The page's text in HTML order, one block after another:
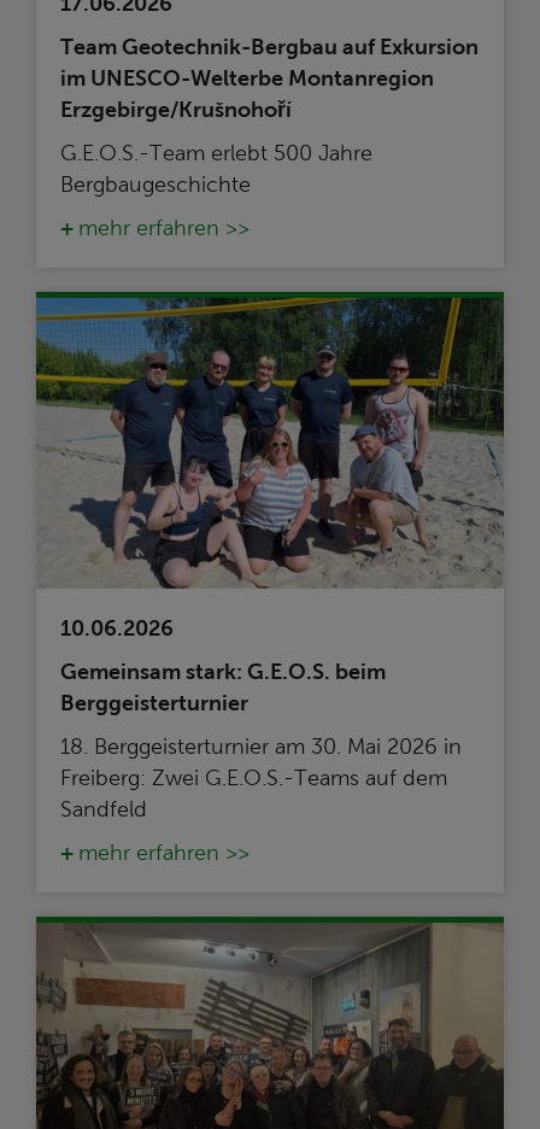
Team Geotechnik-Bergbau auf Exkursion
im UNESCO-Welterbe Montanregion
Erzgebirge/Krušnohoří
G.E.O.S.-Team erlebt 500 Jahre
Bergbaugeschichte
mehr erfahren >>
10.06.2026
Gemeinsam stark: G.E.O.S. beim
Berggeisterturnier
18. Berggeisterturnier am 30. Mai 2026 in
Freiberg: Zwei G.E.O.S.-Teams auf dem
Sandfeld
mehr erfahren >>